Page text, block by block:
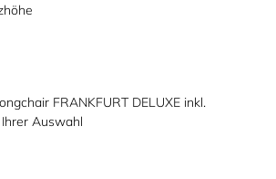
FRANKFURT DELUXE inkl.
Auswahl